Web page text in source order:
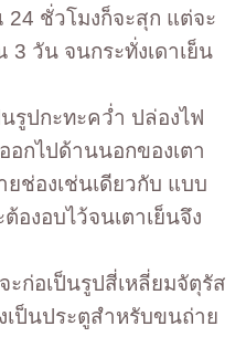
24 ชั่วโมงก็จะสุก แต่จะ
วัน จนกระทั่งเดาเย็น
รูปกะทะคว่ำ ปล่องไฟ
อกไปด้านนอกของเตา
ยช่องเช่นเดียวกับ แบบ
องอบไว้จนเตาเย็นจึง
ะก่อเป็นรูปสี่เหลี่ยมจัตุรัส
ป็นประตูสำหรับขนถ่าย